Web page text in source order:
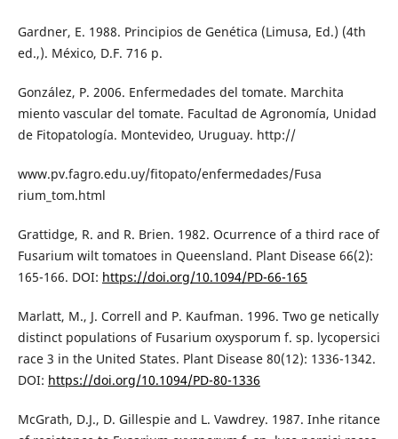
Gardner, E. 1988. Principios de Genética (Limusa, Ed.) (4th
ed.,). México, D.F. 716 p.
González, P. 2006. Enfermedades del tomate. Marchita
miento vascular del tomate. Facultad de Agronomía, Unidad
de Fitopatología. Montevideo, Uruguay. http://
www.pv.fagro.edu.uy/fitopato/enfermedades/Fusa
rium_tom.html
Grattidge, R. and R. Brien. 1982. Ocurrence of a third race of
Fusarium wilt tomatoes in Queensland. Plant Disease 66(2):
165-166. DOI: https://doi.org/10.1094/PD-66-165
Marlatt, M., J. Correll and P. Kaufman. 1996. Two ge netically
distinct populations of Fusarium oxysporum f. sp. lycopersici
race 3 in the United States. Plant Disease 80(12): 1336-1342.
DOI: https://doi.org/10.1094/PD-80-1336
McGrath, D.J., D. Gillespie and L. Vawdrey. 1987. Inhe ritance